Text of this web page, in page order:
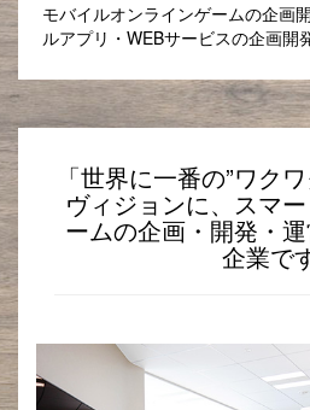
モバイルオンラインゲームの企画
ルアプリ・WEBサービスの企画開
「世界に一番の”ワク
ヴィジョンに、スマ
ームの企画・開発・
企業で